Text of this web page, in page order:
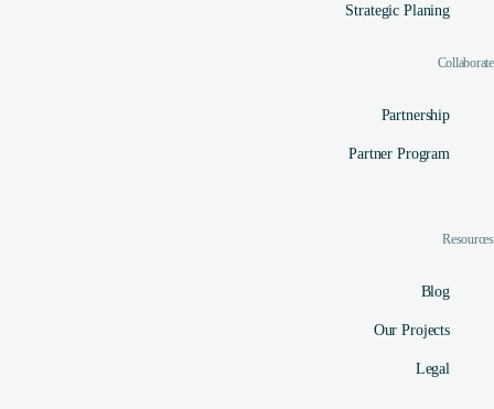
Strategic Planing
Collaborate
Partnership
Partner Program
Resources
Blog
Our Projects
Legal